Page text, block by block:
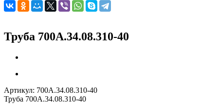
Труба 700А.34.08.310-40
Артикул: 700А.34.08.310-40
Труба 700А.34.08.310-40